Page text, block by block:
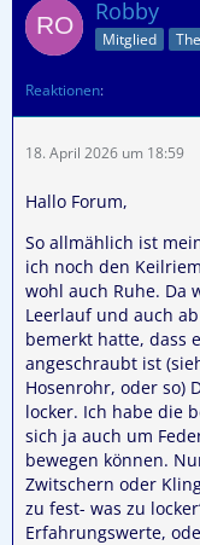
Robby
Mitglied
Reaktionen
18. April 2026 um 18:59
Hallo Forum,
So allmählich ist
ich noch den
wohl auch Ruhe. Da
Leerlauf und auch
bemerkt hatte, dass
angeschraubt ist
Hosenrohr, oder so)
locker. Ich habe die
sich ja auch um
bewegen können.
Zwitschern oder
zu fest- was zu
Erfahrungswerte,